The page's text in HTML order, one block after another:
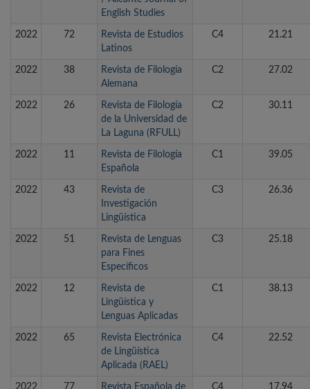
English Studies
2022 72
Revista de Estudios
Latinos
C4 21.21
2022 38
Revista de Filología
Alemana
C2 27.02
2022 26
Revista de Filología
de la Universidad de
La Laguna (RFULL)
C2 30.11
2022 11
Revista de Filología
Española
C1 39.05
2022 43
Revista de
Investigación
Lingüística
C3 26.36
2022 51
Revista de Lenguas
para Fines
Específicos
C3 25.18
2022 12
Revista de
Lingüística y
Lenguas Aplicadas
C1 38.13
2022 65
Revista Electrónica
de Lingüística
Aplicada (RAEL)
C4 22.52
2022 77
Revista Española de
C4 17.94